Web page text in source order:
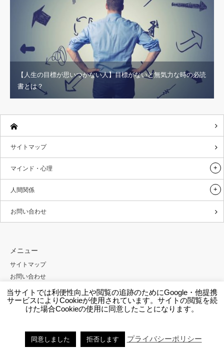
【人生の目標が思いつかない人】目標がないと無気力な時の必読
書とは？
サイトマップ
マインド・心理
人間関係
お問い合わせ
メニュー
サイトマップ
お問い合わせ
プロフィール
プライバシーポリシー
外部送信規律について
Copyright ©BRAND NEW FRAME.NOTE
当サイトでは利便性向上や閲覧の追跡のためにGoogle・他提携
サービスによりCookieが使用されています。サイトの閲覧を続
けた場合Cookieの使用に同意したことになります。
同意しました 拒否します プライバシーポリシー